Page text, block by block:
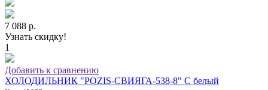
7 088 р.
Узнать скидку!
1
Добавить к сравнению
ХОЛОДИЛЬНИК "POZIS-СВИЯГА-538-8" C белый